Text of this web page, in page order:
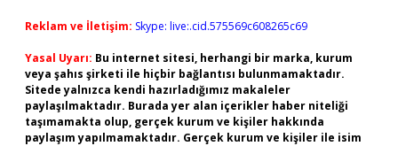
Reklam ve İletişim: Skype: live:.cid.575569c608265c69
Yasal Uyarı: Bu internet sitesi, herhangi bir marka, kurum
veya şahıs şirketi ile hiçbir bağlantısı bulunmamaktadır.
Sitede yalnızca kendi hazırladığımız makaleler
paylaşılmaktadır. Burada yer alan içerikler haber niteliği
taşımamakta olup, gerçek kurum ve kişiler hakkında
paylaşım yapılmamaktadır. Gerçek kurum ve kişiler ile isim